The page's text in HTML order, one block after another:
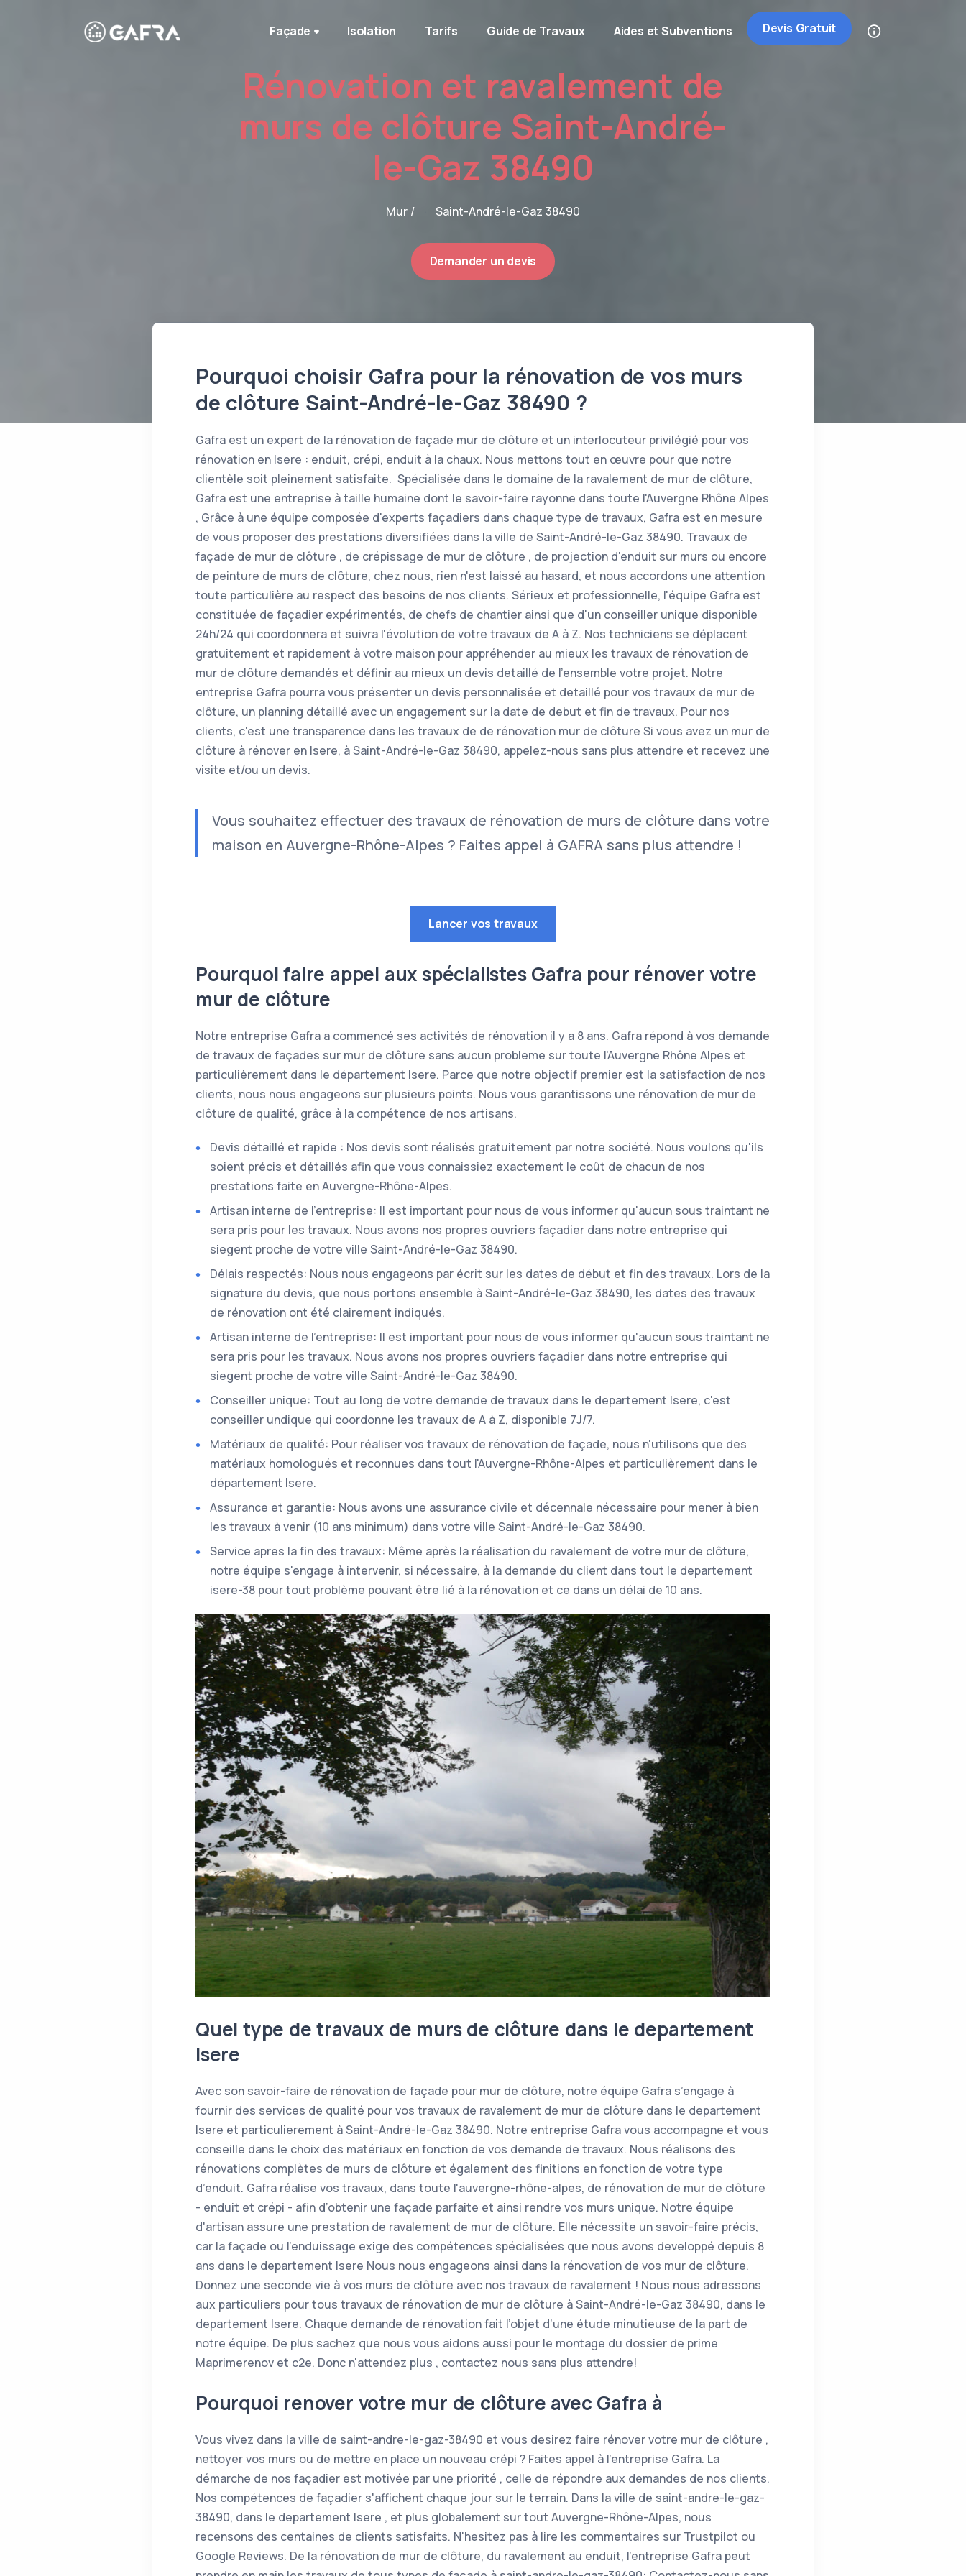
Façade Isolation Tarifs Guide de Travaux Aides et Subventions Devis Gratuit
Rénovation et ravalement de
murs de clôture Saint-André-
le-Gaz 38490
Mur / Saint-André-le-Gaz 38490
Demander un devis
Pourquoi choisir Gafra pour la rénovation de vos murs
de clôture Saint-André-le-Gaz 38490 ?
Gafra est un expert de la rénovation de façade mur de clôture et un interlocuteur privilégié pour vos
rénovation en Isere : enduit, crépi, enduit à la chaux. Nous mettons tout en œuvre pour que notre
clientèle soit pleinement satisfaite. Spécialisée dans le domaine de la ravalement de mur de clôture,
Gafra est une entreprise à taille humaine dont le savoir-faire rayonne dans toute l'Auvergne Rhône Alpes
, Grâce à une équipe composée d'experts façadiers dans chaque type de travaux, Gafra est en mesure
de vous proposer des prestations diversifiées dans la ville de Saint-André-le-Gaz 38490. Travaux de
façade de mur de clôture , de crépissage de mur de clôture , de projection d'enduit sur murs ou encore
de peinture de murs de clôture, chez nous, rien n'est laissé au hasard, et nous accordons une attention
toute particulière au respect des besoins de nos clients. Sérieux et professionnelle, l'équipe Gafra est
constituée de façadier expérimentés, de chefs de chantier ainsi que d'un conseiller unique disponible
24h/24 qui coordonnera et suivra l'évolution de votre travaux de A à Z. Nos techniciens se déplacent
gratuitement et rapidement à votre maison pour appréhender au mieux les travaux de rénovation de
mur de clôture demandés et définir au mieux un devis detaillé de l'ensemble votre projet. Notre
entreprise Gafra pourra vous présenter un devis personnalisée et detaillé pour vos travaux de mur de
clôture, un planning détaillé avec un engagement sur la date de debut et fin de travaux. Pour nos
clients, c'est une transparence dans les travaux de de rénovation mur de clôture Si vous avez un mur de
clôture à rénover en Isere, à Saint-André-le-Gaz 38490, appelez-nous sans plus attendre et recevez une
visite et/ou un devis.
Vous souhaitez effectuer des travaux de rénovation de murs de clôture dans votre
maison en Auvergne-Rhône-Alpes ? Faites appel à GAFRA sans plus attendre !
Lancer vos travaux
Pourquoi faire appel aux spécialistes Gafra pour rénover votre
mur de clôture
Notre entreprise Gafra a commencé ses activités de rénovation il y a 8 ans. Gafra répond à vos demande
de travaux de façades sur mur de clôture sans aucun probleme sur toute l'Auvergne Rhône Alpes et
particulièrement dans le département Isere. Parce que notre objectif premier est la satisfaction de nos
clients, nous nous engageons sur plusieurs points. Nous vous garantissons une rénovation de mur de
clôture de qualité, grâce à la compétence de nos artisans.
Devis détaillé et rapide : Nos devis sont réalisés gratuitement par notre société. Nous voulons qu'ils
soient précis et détaillés afin que vous connaissiez exactement le coût de chacun de nos
prestations faite en Auvergne-Rhône-Alpes.
Artisan interne de l'entreprise: Il est important pour nous de vous informer qu'aucun sous traintant ne
sera pris pour les travaux. Nous avons nos propres ouvriers façadier dans notre entreprise qui
siegent proche de votre ville Saint-André-le-Gaz 38490.
Délais respectés: Nous nous engageons par écrit sur les dates de début et fin des travaux. Lors de la
signature du devis, que nous portons ensemble à Saint-André-le-Gaz 38490, les dates des travaux
de rénovation ont été clairement indiqués.
Artisan interne de l'entreprise: Il est important pour nous de vous informer qu'aucun sous traintant ne
sera pris pour les travaux. Nous avons nos propres ouvriers façadier dans notre entreprise qui
siegent proche de votre ville Saint-André-le-Gaz 38490.
Conseiller unique: Tout au long de votre demande de travaux dans le departement Isere, c'est
conseiller undique qui coordonne les travaux de A à Z, disponible 7J/7.
Matériaux de qualité: Pour réaliser vos travaux de rénovation de façade, nous n'utilisons que des
matériaux homologués et reconnues dans tout l'Auvergne-Rhône-Alpes et particulièrement dans le
département Isere.
Assurance et garantie: Nous avons une assurance civile et décennale nécessaire pour mener à bien
les travaux à venir (10 ans minimum) dans votre ville Saint-André-le-Gaz 38490.
Service apres la fin des travaux: Même après la réalisation du ravalement de votre mur de clôture,
notre équipe s'engage à intervenir, si nécessaire, à la demande du client dans tout le departement
isere-38 pour tout problème pouvant être lié à la rénovation et ce dans un délai de 10 ans.
Quel type de travaux de murs de clôture dans le departement
Isere
Avec son savoir-faire de rénovation de façade pour mur de clôture, notre équipe Gafra s’engage à
fournir des services de qualité pour vos travaux de ravalement de mur de clôture dans le departement
Isere et particulierement à Saint-André-le-Gaz 38490. Notre entreprise Gafra vous accompagne et vous
conseille dans le choix des matériaux en fonction de vos demande de travaux. Nous réalisons des
rénovations complètes de murs de clôture et également des finitions en fonction de votre type
d’enduit. Gafra réalise vos travaux, dans toute l'auvergne-rhône-alpes, de rénovation de mur de clôture
- enduit et crépi - afin d’obtenir une façade parfaite et ainsi rendre vos murs unique. Notre équipe
d'artisan assure une prestation de ravalement de mur de clôture. Elle nécessite un savoir-faire précis,
car la façade ou l'enduissage exige des compétences spécialisées que nous avons developpé depuis 8
ans dans le departement Isere Nous nous engageons ainsi dans la rénovation de vos mur de clôture.
Donnez une seconde vie à vos murs de clôture avec nos travaux de ravalement ! Nous nous adressons
aux particuliers pour tous travaux de rénovation de mur de clôture à Saint-André-le-Gaz 38490, dans le
departement Isere. Chaque demande de rénovation fait l’objet d’une étude minutieuse de la part de
notre équipe. De plus sachez que nous vous aidons aussi pour le montage du dossier de prime
Maprimerenov et c2e. Donc n'attendez plus , contactez nous sans plus attendre!
Pourquoi renover votre mur de clôture avec Gafra à
Vous vivez dans la ville de saint-andre-le-gaz-38490 et vous desirez faire rénover votre mur de clôture ,
nettoyer vos murs ou de mettre en place un nouveau crépi ? Faites appel à l'entreprise Gafra. La
démarche de nos façadier est motivée par une priorité , celle de répondre aux demandes de nos clients.
Nos compétences de façadier s'affichent chaque jour sur le terrain. Dans la ville de saint-andre-le-gaz-
38490, dans le departement Isere , et plus globalement sur tout Auvergne-Rhône-Alpes, nous
recensons des centaines de clients satisfaits. N'hesitez pas à lire les commentaires sur Trustpilot ou
Google Reviews. De la rénovation de mur de clôture, du ravalement au enduit, l’entreprise Gafra peut